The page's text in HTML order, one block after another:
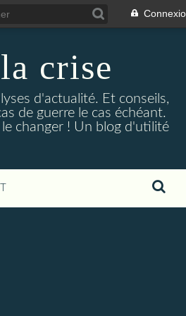
crise
d'actualité. Et conseils,
de guerre le cas échéant.
changer ! Un blog d'utilité